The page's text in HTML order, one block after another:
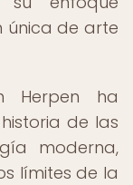
única de arte
Herpen ha
de las
moderna,
límites de la